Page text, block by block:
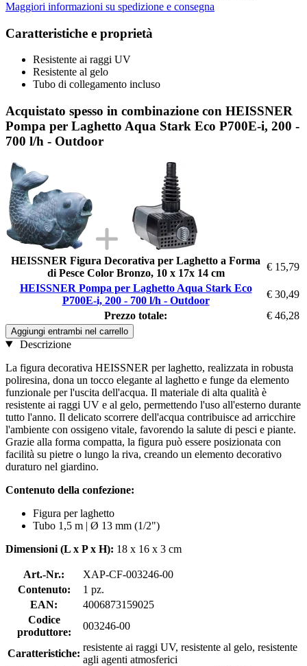
Maggiori informazioni su spedizione e consegna
Caratteristiche e proprietà
Resistente ai raggi UV
Resistente al gelo
Tubo di collegamento incluso
Acquistato spesso in combinazione con HEISSNER
Pompa per Laghetto Aqua Stark Eco P700E-i, 200 -
700 l/h - Outdoor
HEISSNER Figura Decorativa per Laghetto a Forma
di Pesce Color Bronzo, 10 x 17x 14 cm
€ 15,79
HEISSNER Pompa per Laghetto Aqua Stark Eco
P700E-i, 200 - 700 l/h - Outdoor
€ 30,49
Prezzo totale:
€ 46,28
Aggiungi entrambi nel carrello
Descrizione
La figura decorativa HEISSNER per laghetto, realizzata in robusta
poliresina, dona un tocco elegante al laghetto e funge da elemento
funzionale per l'uscita dell'acqua. Il materiale di alta qualità è
resistente ai raggi UV e al gelo, permettendo l'uso all'esterno durante
tutto l'anno. Il delicato scorrere dell'acqua contribuisce ad arricchire
l'ambiente con ossigeno vitale, favorendo la salute di pesci e piante.
Grazie alla forma compatta, la figura può essere posizionata con
facilità su pietre o lungo la riva, creando un elemento decorativo
duraturo nel giardino.
Contenuto della confezione:
Figura per laghetto
Tubo 1,5 m | Ø 13 mm (1/2")
Dimensioni (L x P x H): 18 x 16 x 3 cm
Art.-Nr.:
XAP-CF-003246-00
Contenuto:
1 pz.
EAN:
4006873159025
Codice
produttore:
003246-00
Caratteristiche:
resistente ai raggi UV, resistente al gelo, resistente
agli agenti atmosferici